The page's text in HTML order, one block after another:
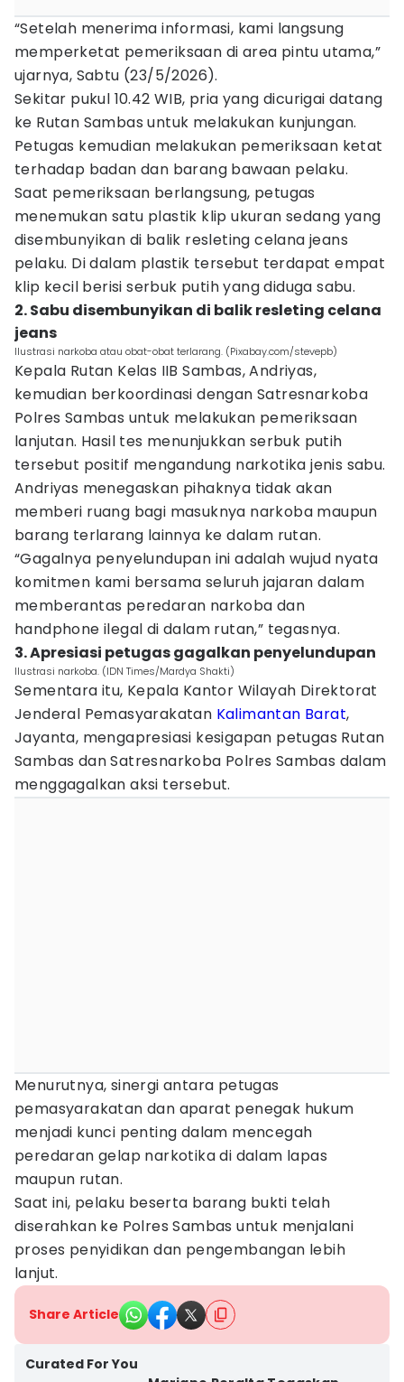
“Setelah menerima informasi, kami langsung
memperketat pemeriksaan di area pintu utama,”
ujarnya, Sabtu (23/5/2026).
Sekitar pukul 10.42 WIB, pria yang dicurigai datang
ke Rutan Sambas untuk melakukan kunjungan.
Petugas kemudian melakukan pemeriksaan ketat
terhadap badan dan barang bawaan pelaku.
Saat pemeriksaan berlangsung, petugas
menemukan satu plastik klip ukuran sedang yang
disembunyikan di balik resleting celana jeans
pelaku. Di dalam plastik tersebut terdapat empat
klip kecil berisi serbuk putih yang diduga sabu.
2. Sabu disembunyikan di balik resleting celana
jeans
Ilustrasi narkoba atau obat-obat terlarang. (Pixabay.com/stevepb)
Kepala Rutan Kelas IIB Sambas, Andriyas,
kemudian berkoordinasi dengan Satresnarkoba
Polres Sambas untuk melakukan pemeriksaan
lanjutan. Hasil tes menunjukkan serbuk putih
tersebut positif mengandung narkotika jenis sabu.
Andriyas menegaskan pihaknya tidak akan
memberi ruang bagi masuknya narkoba maupun
barang terlarang lainnya ke dalam rutan.
“Gagalnya penyelundupan ini adalah wujud nyata
komitmen kami bersama seluruh jajaran dalam
memberantas peredaran narkoba dan
handphone ilegal di dalam rutan,” tegasnya.
3. Apresiasi petugas gagalkan penyelundupan
Ilustrasi narkoba. (IDN Times/Mardya Shakti)
Sementara itu, Kepala Kantor Wilayah Direktorat
Jenderal Pemasyarakatan Kalimantan Barat,
Jayanta, mengapresiasi kesigapan petugas Rutan
Sambas dan Satresnarkoba Polres Sambas dalam
menggagalkan aksi tersebut.
Menurutnya, sinergi antara petugas
pemasyarakatan dan aparat penegak hukum
menjadi kunci penting dalam mencegah
peredaran gelap narkotika di dalam lapas
maupun rutan.
Saat ini, pelaku beserta barang bukti telah
diserahkan ke Polres Sambas untuk menjalani
proses penyidikan dan pengembangan lebih
lanjut.
Share Article
Curated For You